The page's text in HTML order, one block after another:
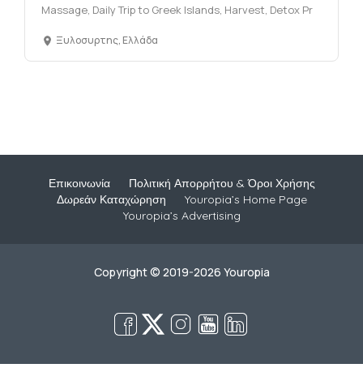
Massage, Daily Trip to Greek Islands, Harvest, Detox Pr
Ξυλοσυρτης, Ελλάδα
Επικοινωνία
Πολιτική Απορρήτου & Όροι Χρήσης
Δωρεάν Καταχώρηση
Youropia’s Home Page
Youropia’s Advertising
Copyright © 2019-2026 Youropia